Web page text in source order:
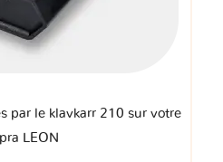
par le klavkarr 210 sur votre
LEON